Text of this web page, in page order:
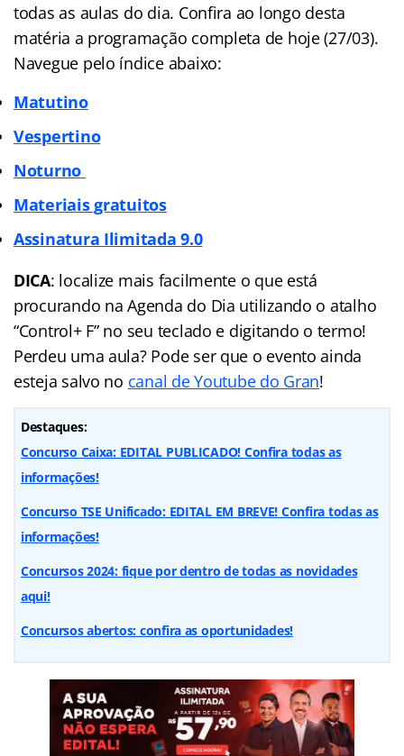
todas as aulas do dia. Confira ao longo desta
matéria a programação completa de hoje (27/03).
Navegue pelo índice abaixo:
Matutino
Vespertino
Noturno
Materiais gratuitos
Assinatura Ilimitada9.0
DICA: localize mais facilmente o que está
procurando na Agenda do Dia utilizando o atalho
“Control+ F” no seu teclado e digitando o termo!
Perdeu uma aula? Pode ser que o evento ainda
esteja salvo no canal de Youtube do Gran!
Destaques:
Concurso Caixa: EDITAL PUBLICADO! Confira todas as
informações!
Concurso TSE Unificado: EDITAL EM BREVE! Confira todas as
informações!
Concursos 2024: fique por dentro de todas as novidades
aqui!
Concursos abertos: confira as oportunidades!